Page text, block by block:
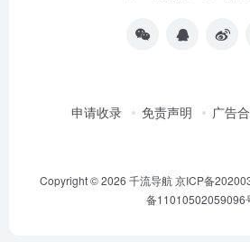
申请收录 免责声明 广告
Copyright © 2026 千流导航京ICP备
备11010502059096